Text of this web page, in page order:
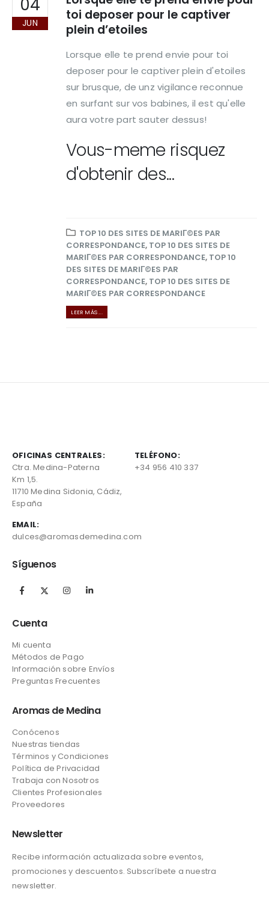
04
JUN
toi deposer pour le captiver
plein d’etoiles
Lorsque elle te prend envie pour toi
deposer pour le captiver plein d'etoiles
sur brusque, de unz vigilance reconnue
en surfant sur vos babines, il est qu'elle
aura votre part sauter dessus!
Vous-meme risquez
d'obtenir des...
TOP 10 DES SITES DE MARIГ©ES PAR
CORRESPONDANCE, TOP 10 DES SITES DE
MARIГ©ES PAR CORRESPONDANCE, TOP 10
DES SITES DE MARIГ©ES PAR
CORRESPONDANCE, TOP 10 DES SITES DE
MARIГ©ES PAR CORRESPONDANCE
LEER MÁS ...
OFICINAS CENTRALES:
Ctra. Medina-Paterna
Km 1,5.
11710 Medina Sidonia, Cádiz,
España
TELÉFONO:
+34 956 410 337
EMAIL:
dulces@aromasdemedina.com
Síguenos
Cuenta
Mi cuenta
Métodos de Pago
Información sobre Envíos
Preguntas Frecuentes
Aromas de Medina
Conócenos
Nuestras tiendas
Términos y Condiciones
Política de Privacidad
Trabaja con Nosotros
Clientes Profesionales
Proveedores
Newsletter
Recibe información actualizada sobre eventos,
promociones y descuentos. Subscríbete a nuestra
newsletter.